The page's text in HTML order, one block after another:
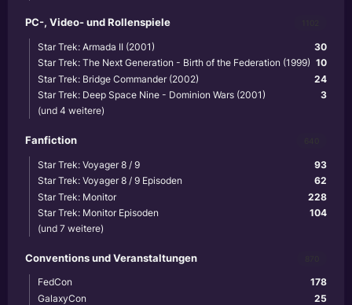
PC-, Video- und Rollenspiele
30
Star Trek: Armada II (2001)
10
Star Trek: The Next Generation - Birth of the Federation (1999)
24
Star Trek: Bridge Commander (2002)
3
Star Trek: Deep Space Nine - Dominion Wars (2001)
(und 4 weitere)
Fanfiction
93
Star Trek: Voyager 8 / 9
62
Star Trek: Voyager 8 / 9 Episoden
228
Star Trek: Monitor
104
Star Trek: Monitor Episoden
(und 7 weitere)
Conventions und Veranstaltungen
178
FedCon
25
GalaxyCon